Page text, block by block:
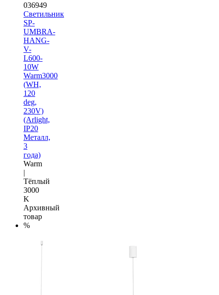
036949
Светильник
SP-
UMBRA-
HANG-
V-
L600-
10W
Warm3000
(WH,
120
deg,
230V)
(Arlight,
IP20
Металл,
3
года)
Warm
|
Тёплый
3000
K
Архивный
товар
%